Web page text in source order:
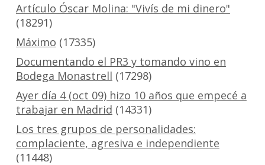
Artículo Óscar Molina: "Vivís de mi dinero"
(18291)
Máximo (17335)
Documentando el PR3 y tomando vino en
Bodega Monastrell (17298)
Ayer día 4 (oct 09) hizo 10 años que empecé a
trabajar en Madrid (14331)
Los tres grupos de personalidades:
complaciente, agresiva e independiente
(11448)